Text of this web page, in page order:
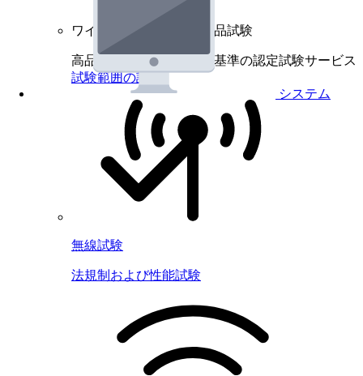
システム
ワイヤレスデバイスの製品試験
高品質規格に基づく国際基準の認定試験サービス
試験範囲の詳細
無線試験
法規制および性能試験